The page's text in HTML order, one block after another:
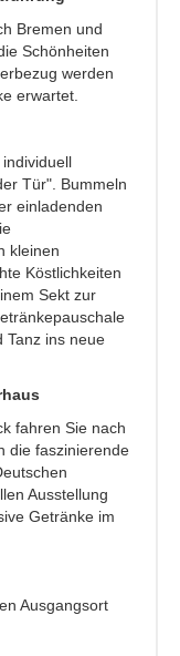
Bremen und
Schönheiten
werden
erwartet.
Tür". Bummeln
einladenden
kleinen
Köstlichkeiten
Sekt zur
Tanz ins neue
fahren Sie nach
die faszinierende
Ausstellung
Getränke im
Ausgangsort